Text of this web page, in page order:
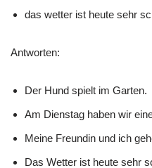
das wetter ist heute sehr
Antworten:
Der Hund spielt im Garten.
Am Dienstag haben wir
Meine Freundin und ich
Das Wetter ist heute sehr